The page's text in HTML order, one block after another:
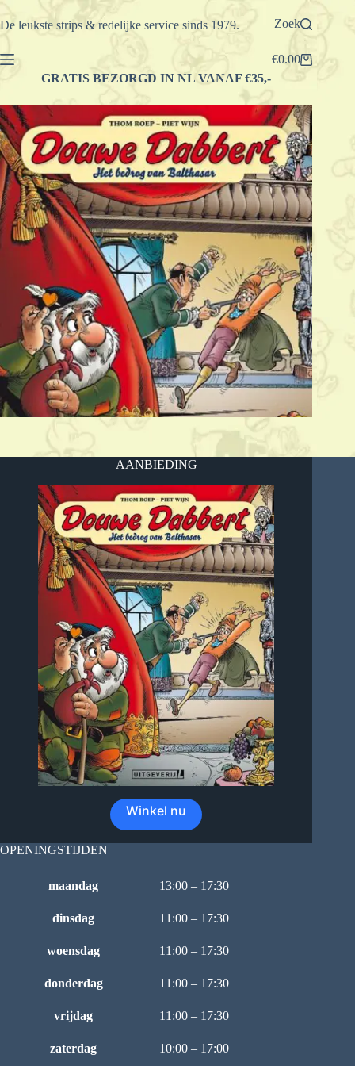
Ga
naar
De leukste strips & redelijke service sinds 1979. Zoek
Winkelwagen
€0.00
GRATIS BEZORGD IN NL VANAF €35,-
AANBIEDING
Winkel nu
OPENINGSTIJDEN
maandag 13:00 – 17:30
dinsdag 11:00 – 17:30
woensdag 11:00 – 17:30
donderdag 11:00 – 17:30
vrijdag 11:00 – 17:30
zaterdag 10:00 – 17:00